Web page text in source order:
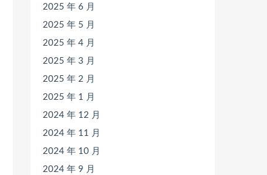
2025 年 6 月
2025 年 5 月
2025 年 4 月
2025 年 3 月
2025 年 2 月
2025 年 1 月
2024 年 12 月
2024 年 11 月
2024 年 10 月
2024 年 9 月